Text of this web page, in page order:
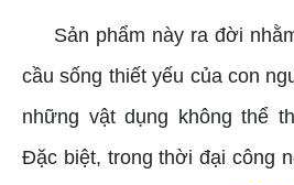
Sản phẩm này ra đời
cầu sống thiết yếu của con
những vật dụng không thể
Đặc biệt, trong thời đại công